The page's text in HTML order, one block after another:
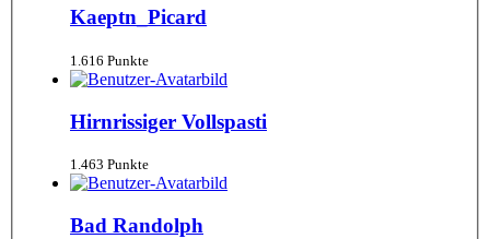
Kaeptn_Picard
1.616 Punkte
Hirnrissiger Vollspasti
1.463 Punkte
Bad Randolph